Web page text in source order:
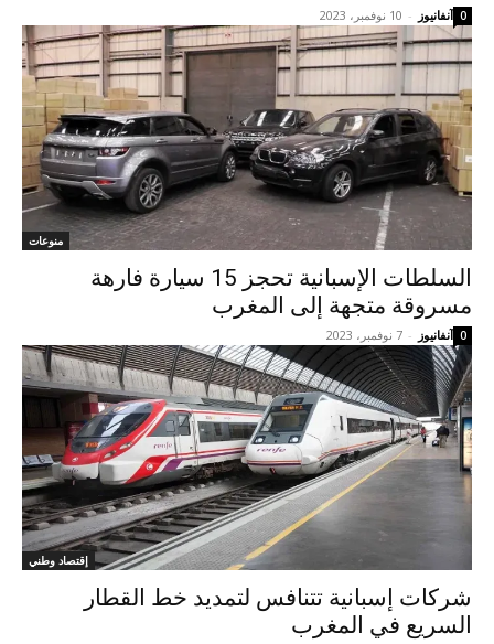
آنفانيوز - 10 نوفمبر، 2023 0
منوعات
السلطات الإسبانية تحجز 15 سيارة فارهة
مسروقة متجهة إلى المغرب
آنفانيوز - 7 نوفمبر، 2023 0
إقتصاد وطني
شركات إسبانية تتنافس لتمديد خط القطار
السريع في المغرب